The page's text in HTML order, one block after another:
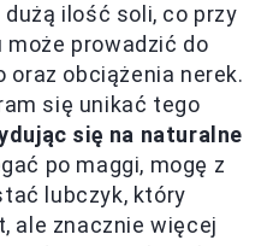
ilość soli, co przy
prowadzić do
obciążenia nerek.
się unikać tego
się na naturalne
po maggi, mogę z
lubczyk, który
ale znacznie więcej